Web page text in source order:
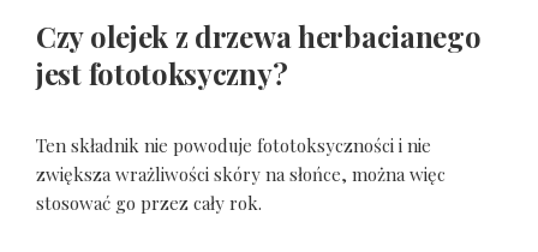
Czy olejek z drzewa herbacianego
jest fototoksyczny?
Ten składnik nie powoduje fototoksyczności i nie
zwiększa wrażliwości skóry na słońce, można więc
stosować go przez cały rok.